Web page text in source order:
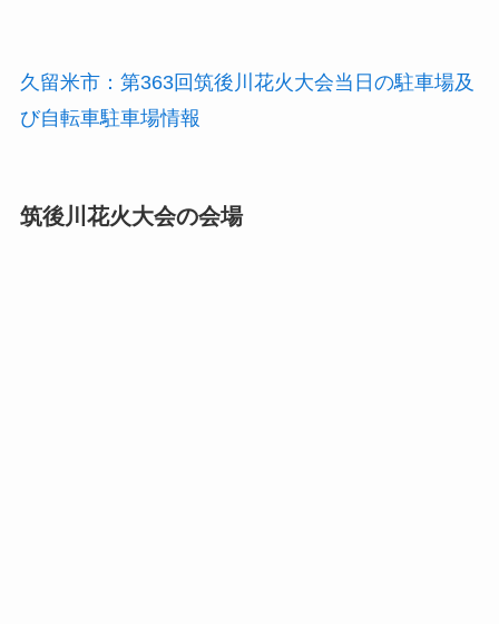
久留米市：第363回筑後川花火大会当日の駐車場及
び自転車駐車場情報
筑後川花火大会の会場